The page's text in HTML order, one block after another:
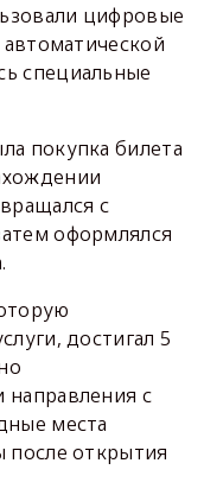
цифровые
специальные
покупка билета
с
оформлялся
достигал 5
с
места
после открытия